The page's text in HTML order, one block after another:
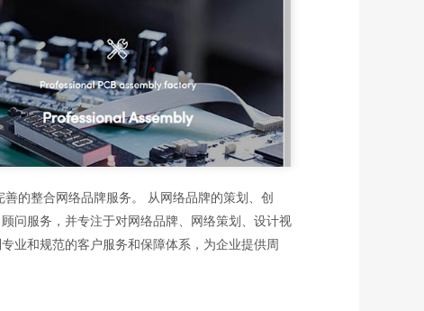
整合网络品牌服务。 从网络品牌的策划、创
问服务，并专注于对网络品牌、网络策划、设计视
业和规范的客户服务和保障体系，为企业提供周